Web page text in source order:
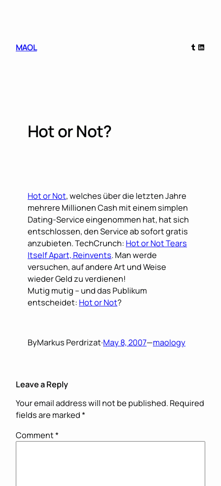
MAOL
Tumblr
Hot or Not?
Hot or Not, welches über die letzten Jahre
mehrere Millionen Cash mit einem simplen
Dating-Service eingenommen hat, hat sich
entschlossen, den Service ab sofort gratis
anzubieten. TechCrunch: Hot or Not Tears
Itself Apart, Reinvents. Man werde
versuchen, auf andere Art und Weise
wieder Geld zu verdienen!
Mutig mutig – und das Publikum
entscheidet: Hot or Not?
ByMarkus Perdrizat·May 8, 2007—maology
Leave a Reply
Your email address will not be published. Required
fields are marked*
Comment*